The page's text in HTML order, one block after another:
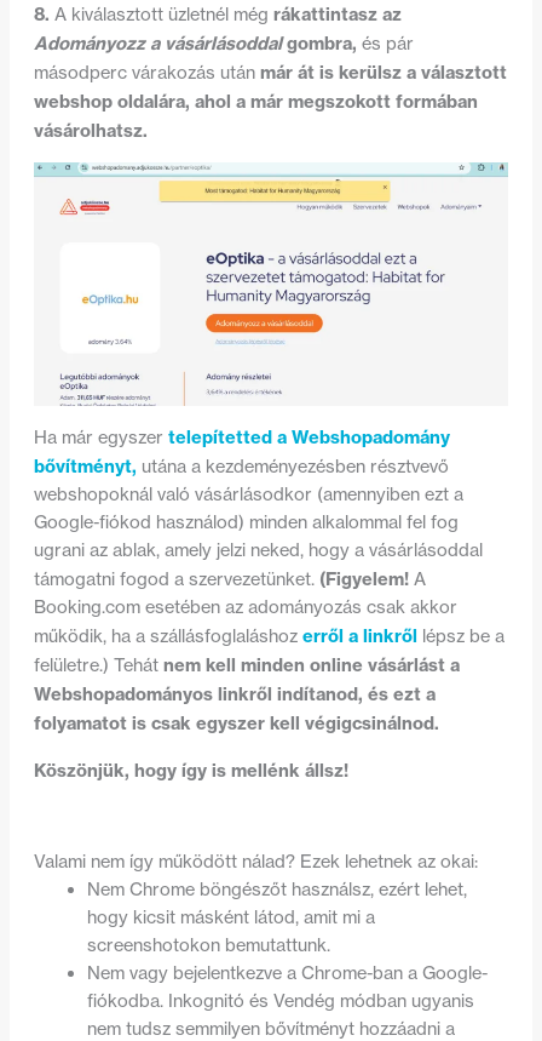
8. A kiválasztott üzletnél még rákattintasz az
Adományozz a vásárlásoddalgombra, és pár
másodperc várakozás után már át is kerülsz a választott
webshop oldalára, ahol a már megszokott formában
vásárolhatsz.
Ha már egyszer telepítetted a Webshopadomány
bővítményt, utána a kezdeményezésben résztvevő
webshopoknál való vásárlásodkor (amennyiben ezt a
Google-fiókod használod) minden alkalommal fel fog
ugrani az ablak, amely jelzi neked, hogy a vásárlásoddal
támogatni fogod a szervezetünket. (Figyelem!A
Booking.com esetében az adományozás csak akkor
működik, ha a szállásfoglaláshozerről a linkről lépsz be a
felületre.) Tehát nem kell minden online vásárlást a
Webshopadományos linkről indítanod, és ezt a
folyamatot is csak egyszer kell végigcsinálnod.
Köszönjük, hogy így is mellénk állsz!
Valami nem így működött nálad? Ezek lehetnek az okai:
Nem Chrome böngészőt használsz, ezért lehet,
hogy kicsit másként látod, amit mi a
screenshotokon bemutattunk.
Nem vagy bejelentkezve a Chrome-ban a Google-
fiókodba. Inkognitó és Vendég módban ugyanis
nem tudsz semmilyen bővítményt hozzáadni a